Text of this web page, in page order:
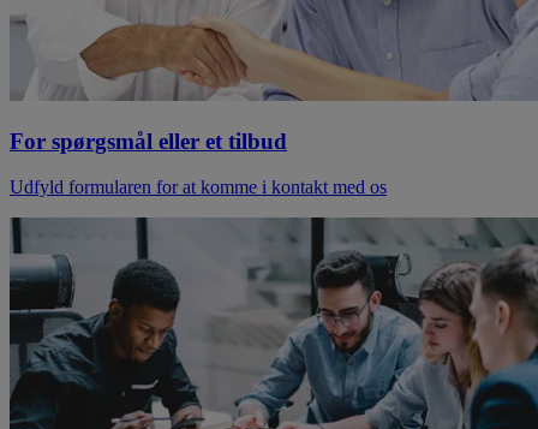
For spørgsmål eller et tilbud
Udfyld formularen for at komme i kontakt med os